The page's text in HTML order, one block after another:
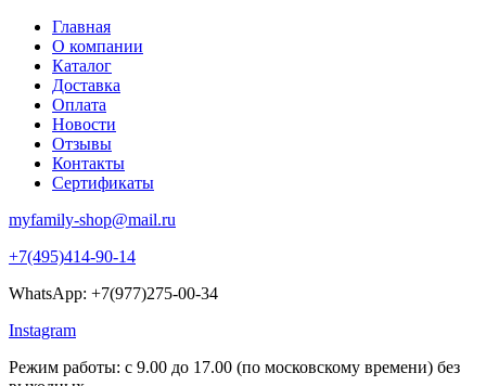
Главная
О компании
Каталог
Доставка
Оплата
Новости
Отзывы
Контакты
Сертификаты
myfamily-shop@mail.ru
+7(495)414-90-14
WhatsApp: +7(977)275-00-34
Instagram
Режим работы: с 9.00 до 17.00 (по московскому времени) без